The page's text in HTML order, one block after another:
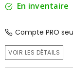
En inventaire
Compte PRO
VOIR LES DÉTAILS